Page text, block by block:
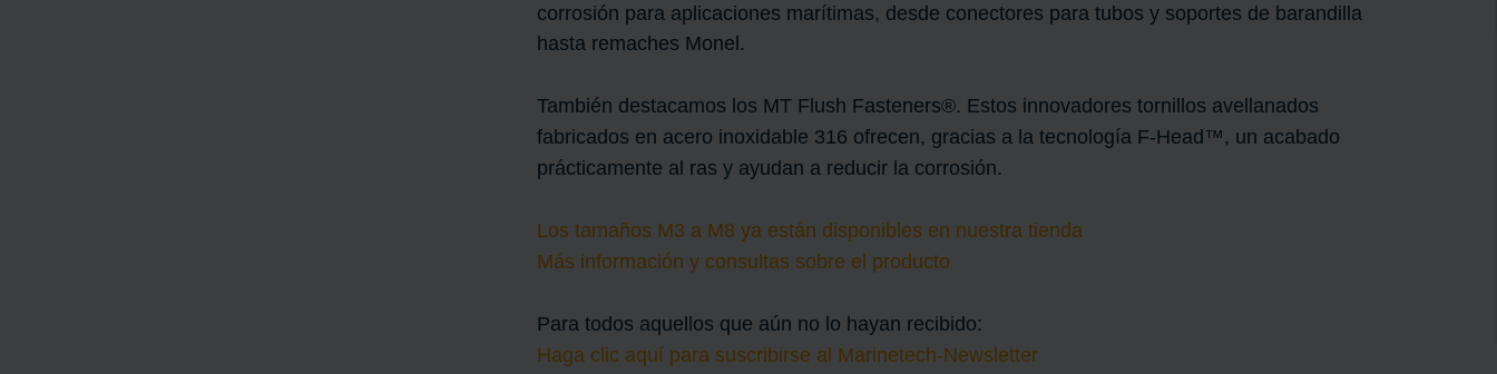
corrosión para aplicaciones marítimas, desde conectores para tubos y soportes de barandilla
hasta remaches Monel.
También destacamos los MT Flush Fasteners®. Estos innovadores tornillos avellanados
fabricados en acero inoxidable 316 ofrecen, gracias a la tecnología F-Head™, un acabado
prácticamente al ras y ayudan a reducir la corrosión.
Los tamaños M3 a M8 ya están disponibles en nuestra tienda
Más información y consultas sobre el producto
Para todos aquellos que aún no lo hayan recibido:
Haga clic aquí para suscribirse al Marinetech-Newsletter